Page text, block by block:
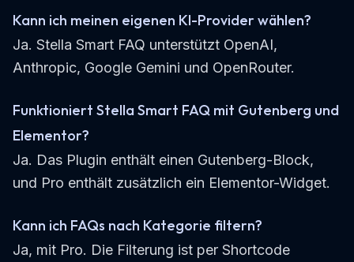
Kann ich meinen eigenen KI-Provider wählen?
Ja. Stella Smart FAQ unterstützt OpenAI,
Anthropic, Google Gemini und OpenRouter.
Funktioniert Stella Smart FAQ mit Gutenberg und
Elementor?
Ja. Das Plugin enthält einen Gutenberg-Block,
und Pro enthält zusätzlich ein Elementor-Widget.
Kann ich FAQs nach Kategorie filtern?
Ja, mit Pro. Die Filterung ist per Shortcode